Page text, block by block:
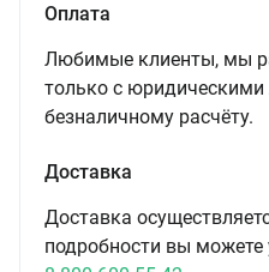
Оплата
Любимые клиенты, мы
только с
безналичному расчёту.
Доставка
Доставка
подробности вы можете